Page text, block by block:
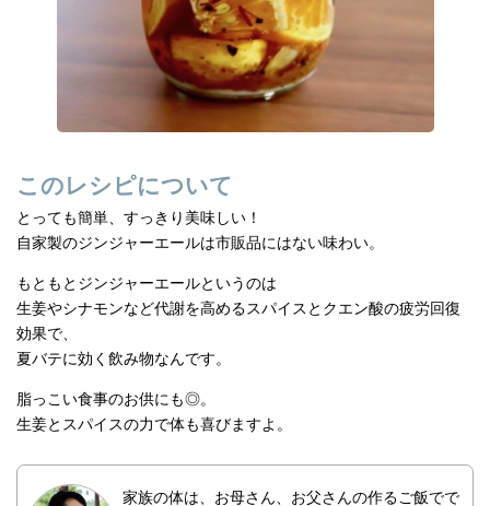
このレシピについて
とっても簡単、すっきり美味しい！
自家製のジンジャーエールは市販品にはない味わい。
もともとジンジャーエールというのは
生姜やシナモンなど代謝を高めるスパイスとクエン酸の疲労回復
効果で、
夏バテに効く飲み物なんです。
脂っこい食事のお供にも◎。
生姜とスパイスの力で体も喜びますよ。
家族の体は、お母さん、お父さんの作るご飯でで